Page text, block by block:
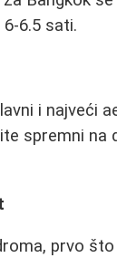
6.5 sati.
i najveći
spremni na
prvo